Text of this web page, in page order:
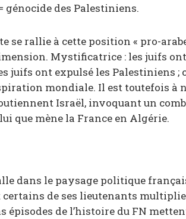
génocide des Palestiniens.
se rallie à cette position « pro-
Mystificatrice : les juifs
juifs ont expulsé les Palestiniens ;
mondiale. Il est toutefois à
Israël, invoquant un
que mène la France en Algérie.
dans le paysage politique
certains de ses lieutenants
épisodes de l’histoire du FN